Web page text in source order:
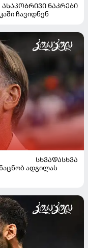
ᲐᲡᲐᲙᲝᲑᲠᲘᲕᲘ ᲜᲐᲙᲠᲔᲑᲘ
ჩავიდნენ
ᲡᲮᲕᲐᲓᲐᲡᲮᲕᲐ
ადგილას